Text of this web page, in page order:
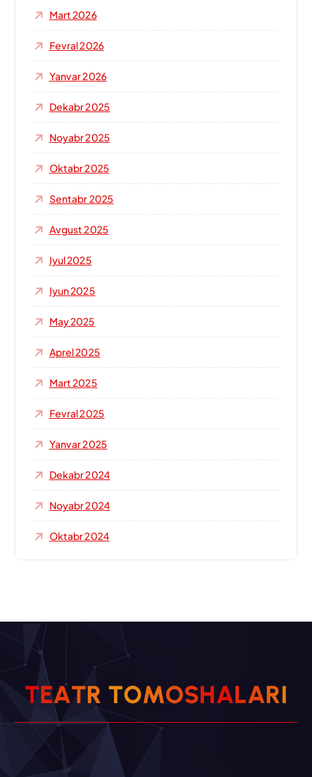
Mart 2026
Fevral 2026
Yanvar 2026
Dekabr 2025
Noyabr 2025
Oktabr 2025
Sentabr 2025
Avgust 2025
Iyul 2025
Iyun 2025
May 2025
Aprel 2025
Mart 2025
Fevral 2025
Yanvar 2025
Dekabr 2024
Noyabr 2024
Oktabr 2024
TEATR TOMOSHALARI